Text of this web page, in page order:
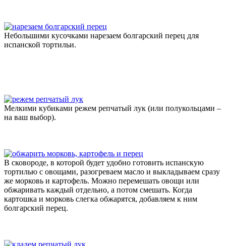
Небольшими кусочками нарезаем болгарский перец для
испанской тортильи.
Мелкими кубиками режем репчатый лук (или полукольцами –
на ваш выбор).
В сковороде, в которой будет удобно готовить испанскую
тортилью с овощами, разогреваем масло и выкладываем сразу
же морковь и картофель. Можно перемешать овощи или
обжаривать каждый отдельно, а потом смешать. Когда
картошка и морковь слегка обжарятся, добавляем к ним
болгарский перец.